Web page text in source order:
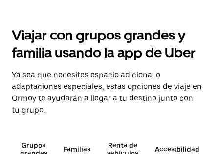
Viajar con grupos grandes y
familia usando la app de Uber
Ya sea que necesites espacio adicional o
adaptaciones especiales, estas opciones de viaje en
Ormoy te ayudarán a llegar a tu destino junto con
tu grupo.
Grupos
Familias
Renta de
Accesibilidad